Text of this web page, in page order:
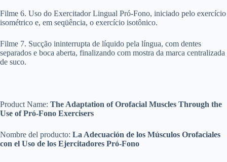
Filme 6. Uso do Exercitador Lingual Pró-Fono, iniciado pelo exercício
isométrico e, em seqüência, o exercício isotônico.
Filme 7. Sucção ininterrupta de líquido pela língua, com dentes
separados e boca aberta, finalizando com mostra da marca centralizada
de suco.
Product Name: The Adaptation of Orofacial Muscles Through the
Use of Pró-Fono Exercisers
Nombre del producto: La Adecuación de los Músculos Orofaciales
con el Uso de los Ejercitadores Pró-Fono